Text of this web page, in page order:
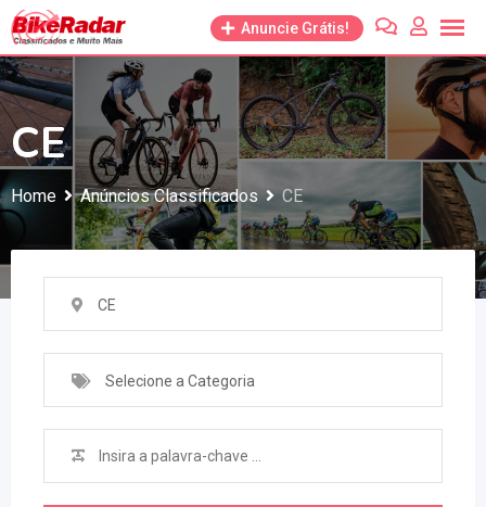
Anuncie Grátis!
CE
Home Anúncios Classificados CE
CE
Selecione a Categoria